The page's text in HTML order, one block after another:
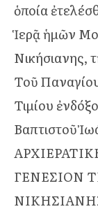
ὁποία
Ἱερᾷ ἡμῶν
Νικήσιανης,
Τοῦ
Τιμίου
Βαπτιστοῦ
ΓΕΝΕΣΙΟΝ